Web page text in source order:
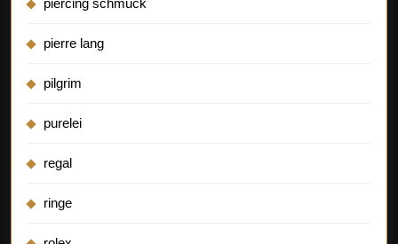
pierre lang
pilgrim
purelei
regal
ringe